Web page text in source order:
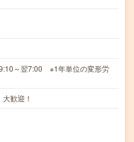
～翌7:00 ※1年単位の変形労
歓迎！